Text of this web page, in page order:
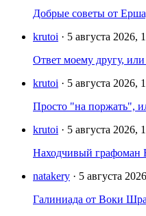
Добрые советы от
krutoi · 5 августа 2026,
Ответ моему другу,
krutoi · 5 августа 2026,
Просто "на поржать",
krutoi · 5 августа 2026,
Находчивый графоман
natakery · 5 августа
Галиниада от Воки